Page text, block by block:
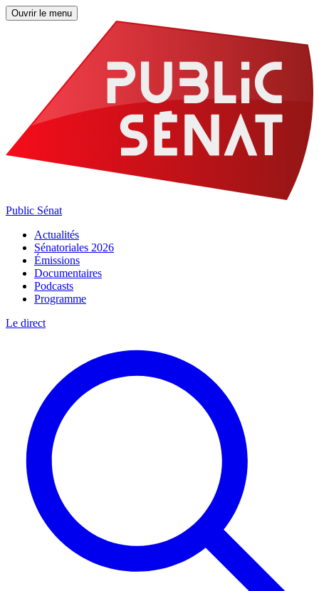
Ouvrir le menu
Public Sénat
Actualités
Sénatoriales 2026
Émissions
Documentaires
Podcasts
Programme
Le direct